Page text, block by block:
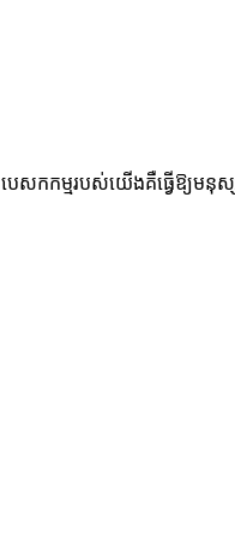
បេសកកម្មរបស់យើងគឺធ្វើ